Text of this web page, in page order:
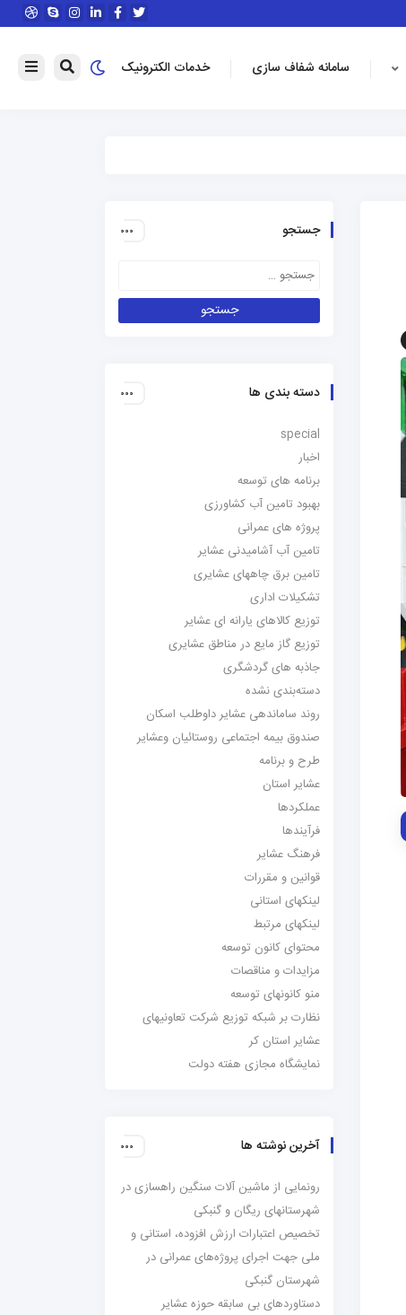
سامانه شفاف سازی خدمات الکترونیک
جستجو
دسته بندی ها
special
اخبار
برنامه های توسعه
بهبود تامین آب کشاورزی
پروژه های عمرانی
تامین آب آشامیدنی عشایر
تامین برق چاههای عشایری
تشکیلات اداری
توزیع کالاهای یارانه ای عشایر
توزیع گاز مایع در مناطق عشایری
جاذبه های گردشگری
دسته‌بندی نشده
روند ساماندهی عشایر داوطلب اسکان
صندوق بیمه اجتماعی روستائیان وعشایر
طرح و برنامه
عشایر استان
عملکردها
فرآیندها
فرهنگ عشایر
قوانین و مقررات
لینکهای استانی
لینکهای مرتبط
محتوای کانون توسعه
مزایدات و مناقصات
منو کانونهای توسعه
نظارت بر شبکه توزیع شرکت تعاونیهای
عشایر استان کر
نمایشگاه مجازی هفته دولت
آخرین نوشته ها
رونمایی از ماشین آلات سنگین راهسازی در
شهرستانهای ریگان و گنبکی
تخصیص اعتبارات ارزش افزوده، استانی و
ملی جهت اجرای پروژه‌های عمرانی در
شهرستان گنبکی
دستاوردهای بی سابقه حوزه عشایر